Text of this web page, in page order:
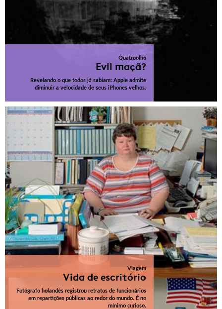
Quatroolho
Evil maçã?
Revelando o que todos já sabiam: Apple admite
diminuir a velocidade de seus iPhones velhos.
Viagem
Vida de escritório
Fotógrafo holandês registrou retratos de funcionários
em repartições públicas ao redor do mundo. É no
mínimo curioso.